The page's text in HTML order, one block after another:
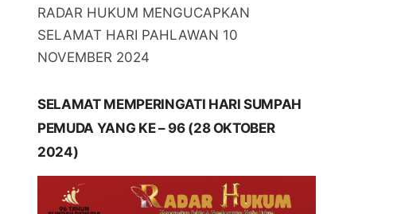
RADAR HUKUM MENGUCAPKAN
SELAMAT HARI PAHLAWAN 10
NOVEMBER 2024
SELAMAT MEMPERINGATI HARI SUMPAH
PEMUDA YANG KE – 96 (28 OKTOBER
2024)